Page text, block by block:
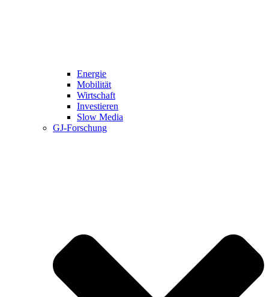
Energie
Mobilität
Wirtschaft
Investieren
Slow Media
GJ-Forschung